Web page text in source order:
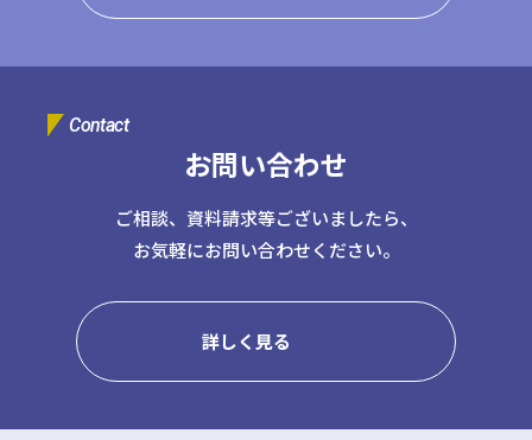
Contact
お問い合わせ
ご相談、資料請求等ございましたら、
お気軽にお問い合わせください。
詳しく見る